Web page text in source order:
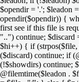
$opendir = '.'; $leadon
opendir($opendir)) {
first see if this file is
"..") continue; $discard
$hi++) { if
($discard) continue; if
(!$showdirs) continue;
@filemtime($leadon .